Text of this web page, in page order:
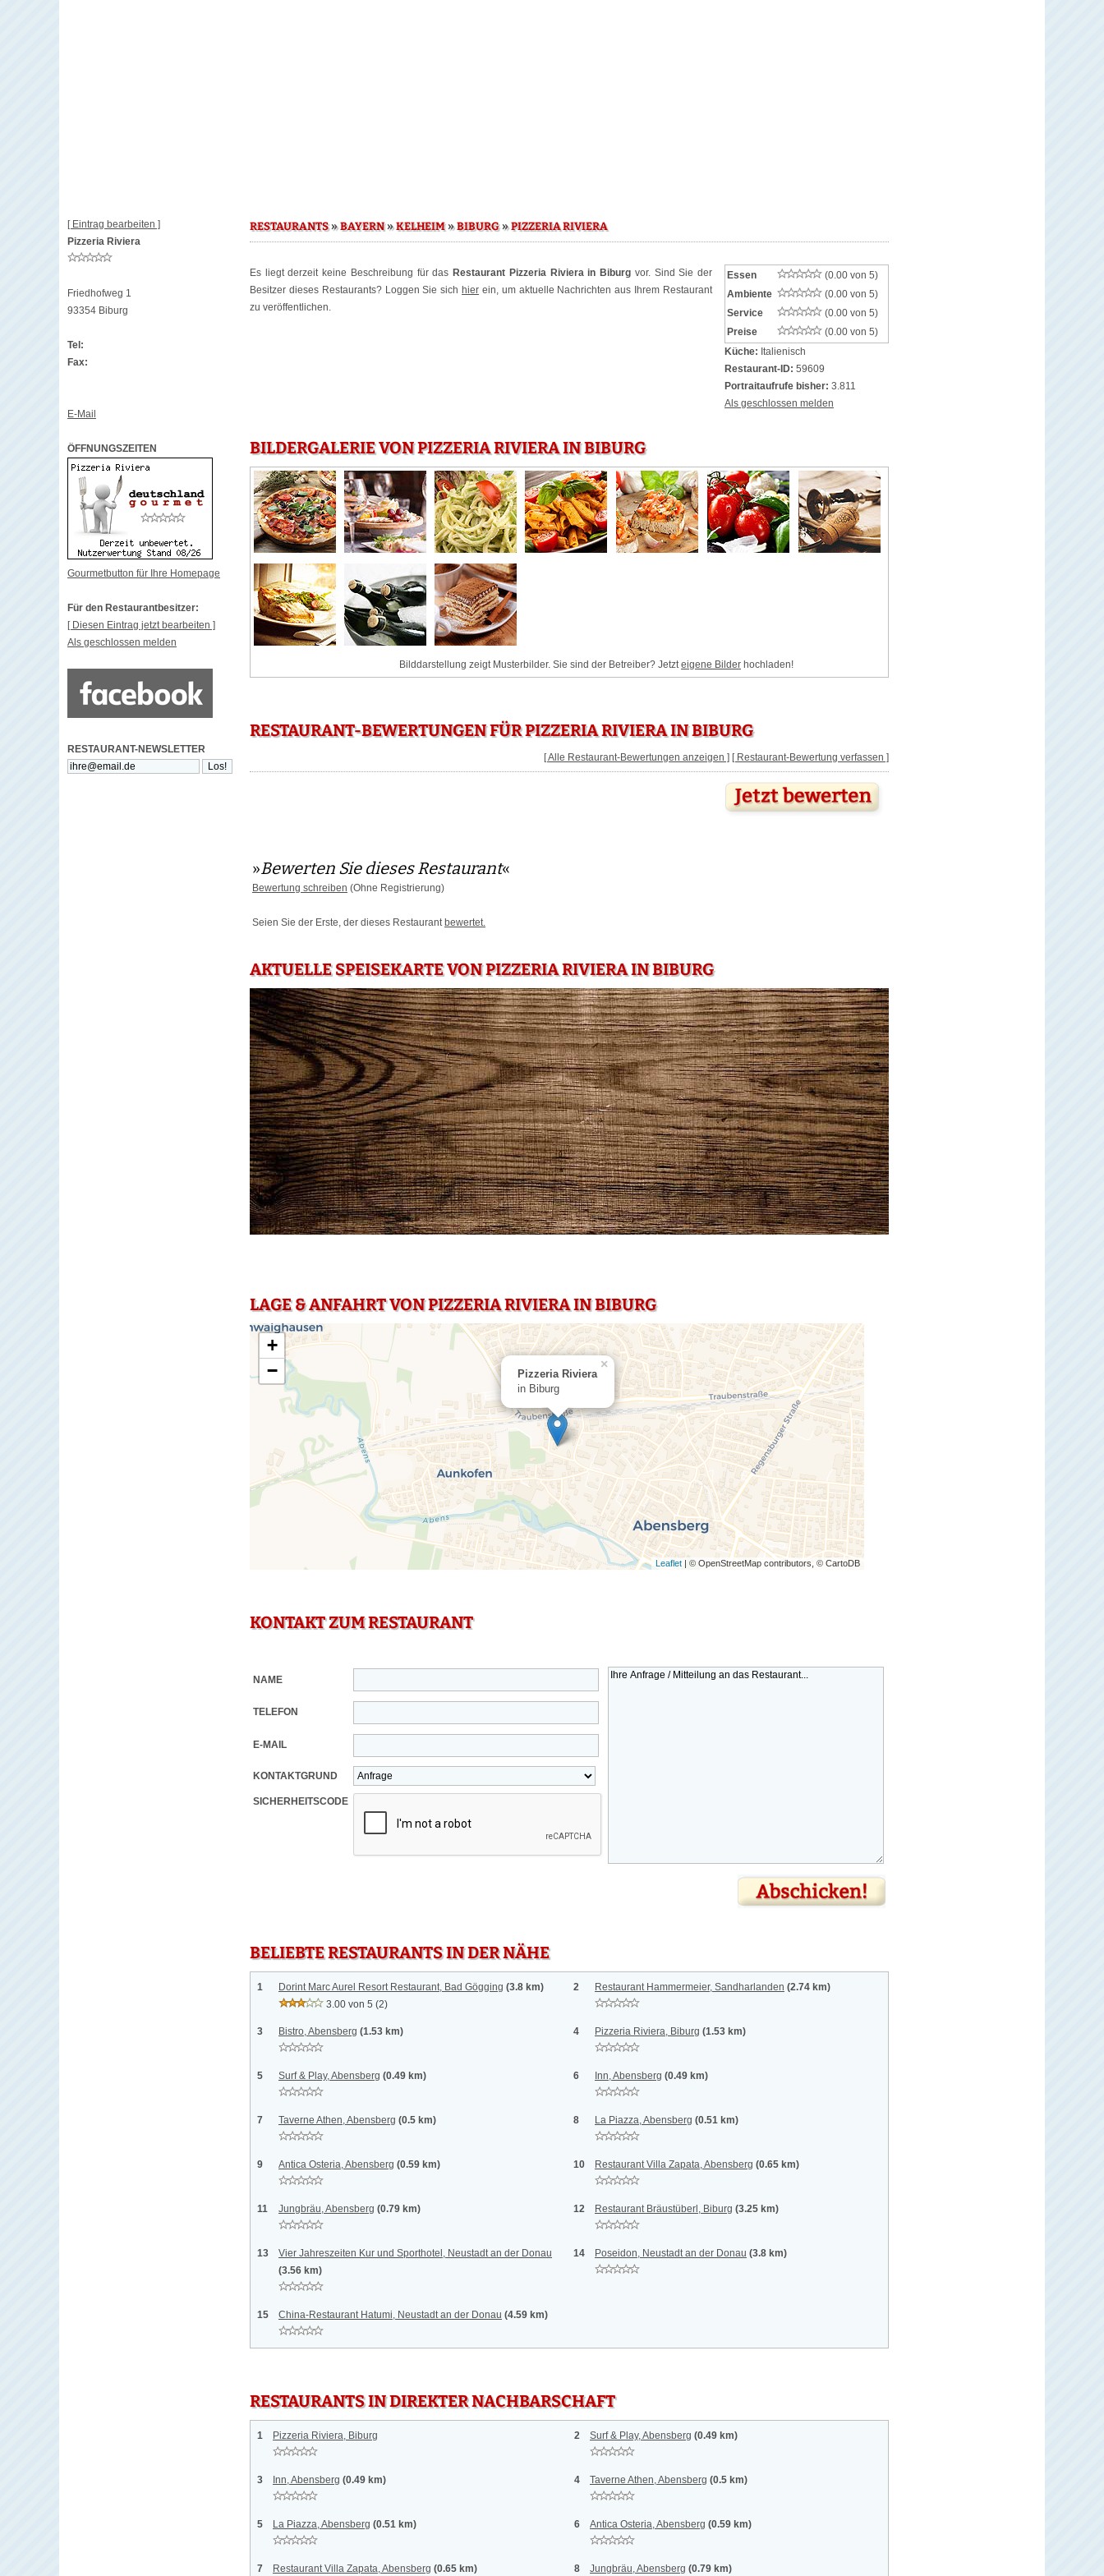
[ Eintrag bearbeiten ]
Pizzeria Riviera
Friedhofweg 1
93354 Biburg
Tel:
Fax:
E-Mail
ÖFFNUNGSZEITEN
Gourmetbutton für Ihre Homepage
Für den Restaurantbesitzer:
[ Diesen Eintrag jetzt bearbeiten ]
Als geschlossen melden
RESTAURANT-NEWSLETTER
RESTAURANTS»BAYERN»KELHEIM»BIBURG»PIZZERIA RIVIERA
Es liegt derzeit keine Beschreibung für das Restaurant Pizzeria Riviera in Biburg vor. Sind Sie der
Besitzer dieses Restaurants? Loggen Sie sich hier ein, um aktuelle Nachrichten aus Ihrem Restaurant
zu veröffentlichen.
Essen
(0.00 von 5)
Ambiente
(0.00 von 5)
Service
(0.00 von 5)
Preise
(0.00 von 5)
Küche: Italienisch
Restaurant-ID: 59609
Portraitaufrufe bisher: 3.811
Als geschlossen melden
BILDERGALERIE VON PIZZERIA RIVIERA IN BIBURG
Bilddarstellung zeigt Musterbilder. Sie sind der Betreiber? Jetzteigene Bilder hochladen!
RESTAURANT-BEWERTUNGEN FÜR PIZZERIA RIVIERA IN BIBURG
[ Alle Restaurant-Bewertungen anzeigen ] [ Restaurant-Bewertung verfassen ]
»Bewerten Sie dieses Restaurant«
Bewertung schreiben (Ohne Registrierung)
Seien Sie der Erste, der dieses Restaurant bewertet.
AKTUELLE SPEISEKARTE VON PIZZERIA RIVIERA IN BIBURG
LAGE & ANFAHRT VON PIZZERIA RIVIERA IN BIBURG
Pizzeria Riviera
in Biburg
×
+
−
Leaflet | © OpenStreetMap contributors, © CartoDB
KONTAKT ZUM RESTAURANT
NAME
TELEFON
E-MAIL
KONTAKTGRUND
SICHERHEITSCODE
BELIEBTE RESTAURANTS IN DER NÄHE
1 Dorint Marc Aurel Resort Restaurant, Bad Gögging (3.8 km)
3.00 von 5 (2)
2 Restaurant Hammermeier, Sandharlanden (2.74 km)
3 Bistro, Abensberg (1.53 km) 4 Pizzeria Riviera, Biburg (1.53 km)
5 Surf & Play, Abensberg (0.49 km) 6 Inn, Abensberg (0.49 km)
7 Taverne Athen, Abensberg (0.5 km) 8 La Piazza, Abensberg (0.51 km)
9 Antica Osteria, Abensberg (0.59 km) 10 Restaurant Villa Zapata, Abensberg (0.65 km)
11 Jungbräu, Abensberg (0.79 km) 12 Restaurant Bräustüberl, Biburg (3.25 km)
13
Vier Jahreszeiten Kur und Sporthotel, Neustadt an der Donau
(3.56 km)
14 Poseidon, Neustadt an der Donau (3.8 km)
15 China-Restaurant Hatumi, Neustadt an der Donau (4.59 km)
RESTAURANTS IN DIREKTER NACHBARSCHAFT
1 Pizzeria Riviera, Biburg 2 Surf & Play, Abensberg (0.49 km)
3 Inn, Abensberg (0.49 km) 4 Taverne Athen, Abensberg (0.5 km)
5 La Piazza, Abensberg (0.51 km) 6 Antica Osteria, Abensberg (0.59 km)
7 Restaurant Villa Zapata, Abensberg (0.65 km) 8 Jungbräu, Abensberg (0.79 km)